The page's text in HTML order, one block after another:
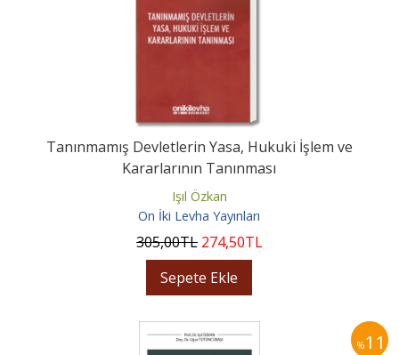
Tanınmamış Devletlerin Yasa, Hukuki İşlem ve
Kararlarının Tanınması
Işıl Özkan
On İki Levha Yayınları
305,00TL 274,50TL
Sepete Ekle
%11